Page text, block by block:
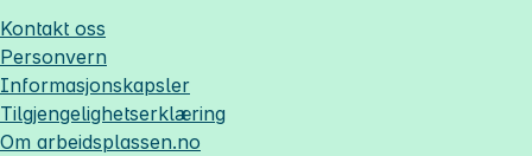
Kontakt oss
Personvern
Informasjonskapsler
Tilgjengelighetserklæring
Om arbeidsplassen.no